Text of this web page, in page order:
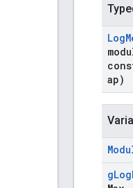
Log
ap)
gLog